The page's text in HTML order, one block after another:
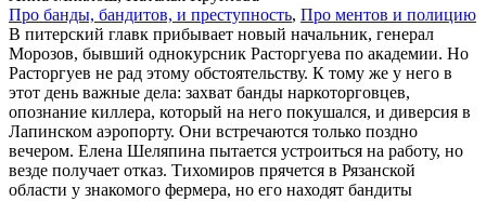
Про бан­ды, бан­ди­тов, и пре­ступ­ность, Про мен­тов и по­ли­цию
В питерский главк прибывает новый начальник, генерал
Морозов, бывший однокурсник Расторгуева по академии. Но
Расторгуев не рад этому обстоятельству. К тому же у него в
этот день важные дела: захват банды наркоторговцев,
опознание киллера, который на него покушался, и диверсия в
Лапинском аэропорту. Они встречаются только поздно
вечером. Елена Шеляпина пытается устроиться на работу, но
везде получает отказ. Тихомиров прячется в Рязанской
области у знакомого фермера, но его находят бандиты